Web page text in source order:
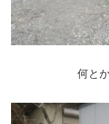
何と